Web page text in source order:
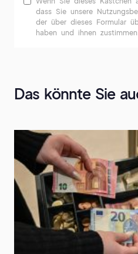
dass Sie unsere
der über dieses Formular
haben und ihnen
Das könnte Sie